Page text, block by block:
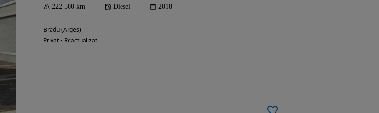
222 500 km Diesel 2018
Bradu (Arges)
Privat • Reactualizat